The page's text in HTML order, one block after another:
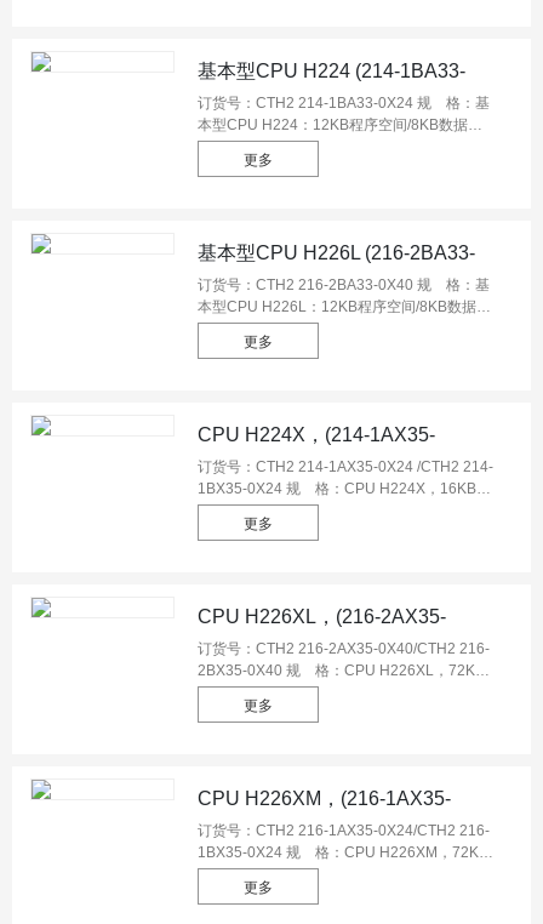
支持模拟量扩展板与扩展模块。
基本型CPU H224 (214-1BA33-
0X24)
订货号：CTH2 214-1BA33-0X24 规 格：基
本型CPU H224：12KB程序空间/8KB数据空
间，220VAC电源，14DI/10DO继电器输出，
2A,1个PPI,1个自由通讯口,1个以太网通讯口，
更多
基本型CPU H226L (216-2BA33-
0X40)
订货号：CTH2 216-2BA33-0X40 规 格：基
本型CPU H226L：12KB程序空间/8KB数据空
间，220VAC电源，24DI/16DO继电器输出，
2A,2个PPI/自由通讯口,1个以太网通讯口，支
更多
CPU H224X，(214-1AX35-
0X24/214-1BX35-0X24)
订货号：CTH2 214-1AX35-0X24 /CTH2 214-
1BX35-0X24 规 格：CPU H224X，16KB程
序空间/108KB数据空间，24VDC电源，
14DI/10DO晶体管源型输出，0.5A，1个PPI
CAN扩展板，支持西门子S7协议； CPU
H224X，16KB程序空间/108KB数据空间，
220VAC电源，14DI/10DO继电器型输出，
2A，1个PPI口，1个自由口，1个以太网口，
数据永久保存，支持模拟量和CAN扩展板，支
更多
CPU H226XL，(216-2AX35-
0X40/216-2BX35-0X40)
订货号：CTH2 216-2AX35-0X40/CTH2 216-
2BX35-0X40 规 格：CPU H226XL，72KB
程序空间/110KB数据空间，24VDC电源，
24DI/16DO晶体管源型输出，0.5A，2个PPI/
CAN和RS485扩展板，支持西门子S7协议；
CPU H226XL，72KB程序空间/110KB数据空
间，220VAC电源，24DI/16DO继电器型输
出，2A，2个PPI/自由通信口，1个以太网口，
数据永久保存，支持模拟量、CAN和RS485扩
更多
CPU H226XM，(216-1AX35-
0X24/216-1BX35-0x24)
订货号：CTH2 216-1AX35-0X24/CTH2 216-
1BX35-0X24 规 格：CPU H226XM，72KB
程序空间/110KB数据空间，24VDC电源，
14DI/10DO晶体管源型输出，0.5A，2个PPI/
更多